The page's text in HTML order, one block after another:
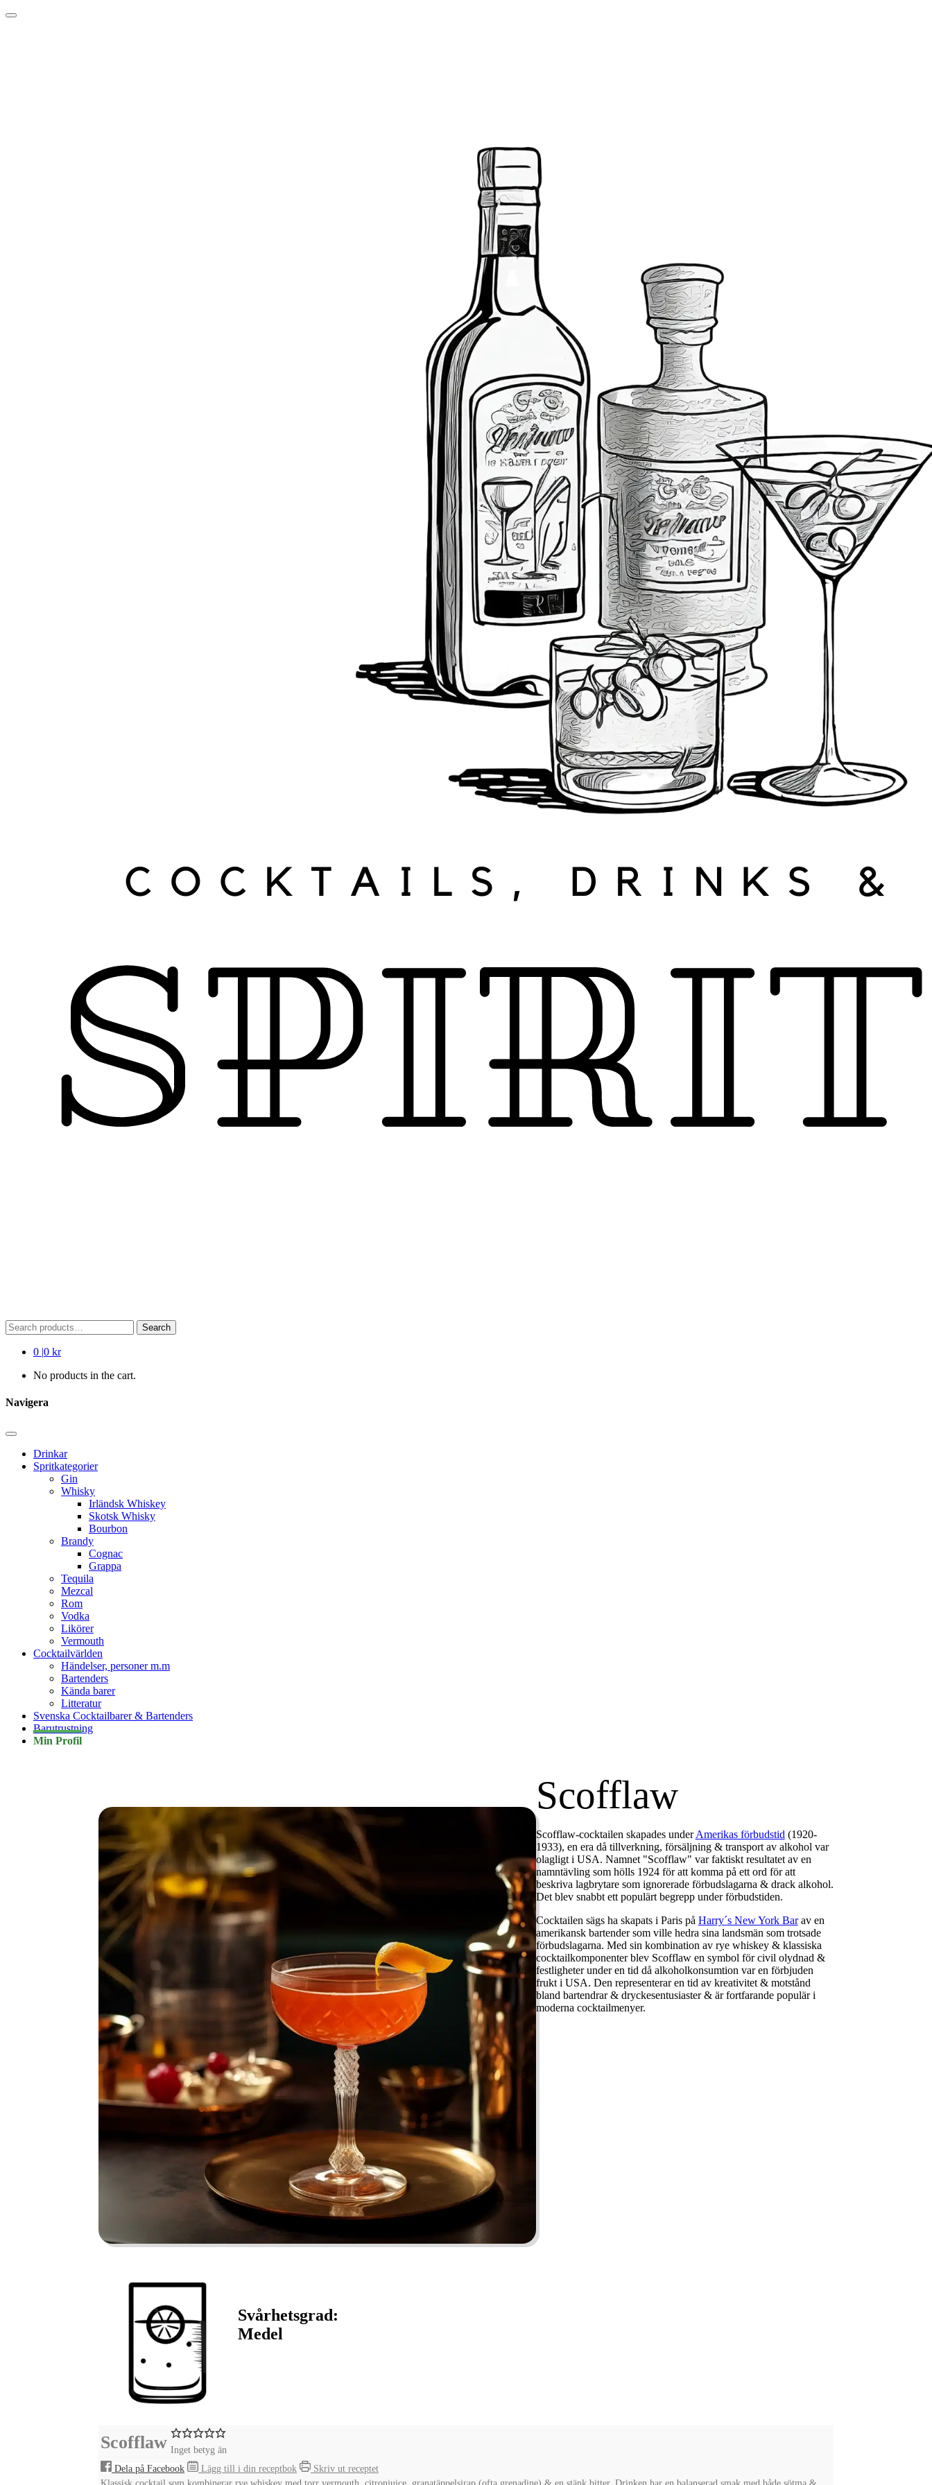
Skip
Search
for:
Search
0 |0 kr
No products in the cart.
Navigera
Drinkar
Spritkategorier
Gin
Whisky
Irländsk Whiskey
Skotsk Whisky
Bourbon
Brandy
Cognac
Grappa
Tequila
Mezcal
Rom
Vodka
Likörer
Vermouth
Cocktailvärlden
Händelser, personer m.m
Bartenders
Kända barer
Litteratur
Svenska Cocktailbarer & Bartenders
Barutrustning
Min Profil
Scofflaw
Scofflaw-cocktailen skapades underAmerikas förbudstid (1920-
1933), en era då tillverkning, försäljning & transport av alkohol var
olagligt i USA. Namnet "Scofflaw" var faktiskt resultatet av en
namntävling som hölls 1924 för att komma på ett ord för att
beskriva lagbrytare som ignorerade förbudslagarna & drack alkohol.
Det blev snabbt ett populärt begrepp under förbudstiden.
Cocktailen sägs ha skapats i Paris på Harry´s New York Barav en
amerikansk bartender som ville hedra sina landsmän som trotsade
förbudslagarna. Med sin kombination av rye whiskey & klassiska
cocktailkomponenter blev Scofflaw en symbol för civil olydnad &
festligheter under en tid då alkoholkonsumtion var en förbjuden
frukt i USA. Den representerar en tid av kreativitet & motstånd
bland bartendrar & dryckesentusiaster & är fortfarande populär i
moderna cocktailmenyer.
Svårhetsgrad:
Medel
Scofflaw Inget betyg än
Dela på Facebook
Lägg till i din receptbok
Skriv ut receptet
Klassisk cocktail som kombinerar rye whiskey med torr vermouth, citronjuice, granatäppelsirap (ofta grenadine) & en stänk bitter. Drinken har en balanserad smak med både sötma &